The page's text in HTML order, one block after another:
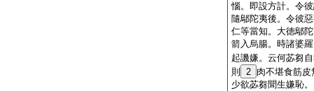
惱。即設方計。令
隨鄔陀夷後。令彼
仁等當知。大徳鄔
箭入烏腸。時諸婆
起譏嫌。云何苾芻
則
2 肉不堪食筋
少欲苾芻聞生嫌恥